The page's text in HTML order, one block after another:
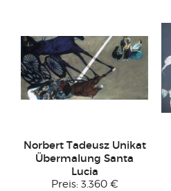
Norbert Tadeusz Unikat
Übermalung Santa
Lucia
Preis: 3.360 €